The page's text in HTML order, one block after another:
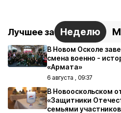
Лучшее за Неделю
В Новом Осколе
смена военно -
«Армата»
6 августа , 09:37
В Новооскольском
«Защитники
семьями